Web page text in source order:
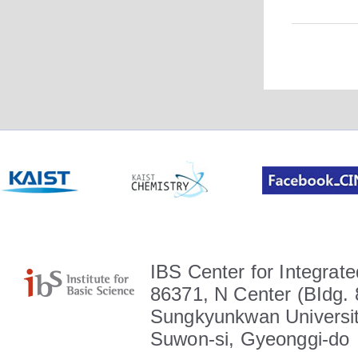
IBS Center for
86371, N Center (BIdg.
Sungkyunkwan
Suwon-si, Gyeonggi-do